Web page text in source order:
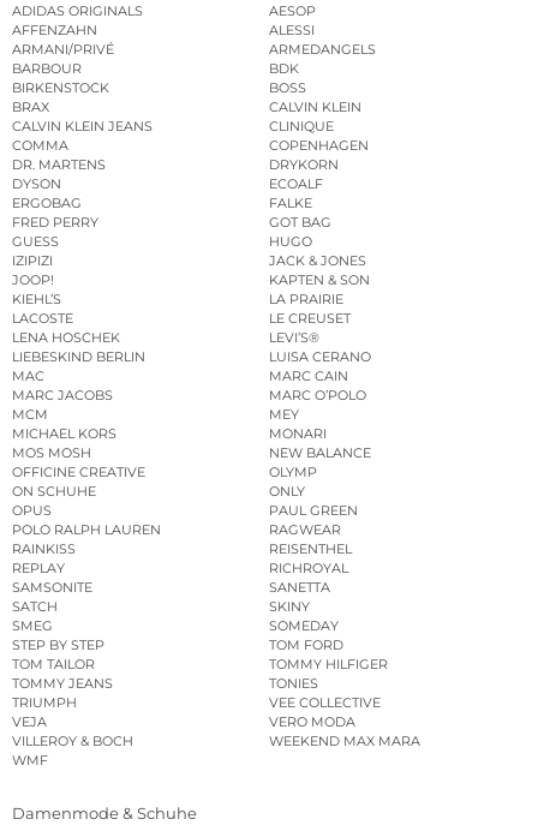
ADIDAS ORIGINALS
AESOP
AFFENZAHN
ALESSI
ARMANI/PRIVÉ
ARMEDANGELS
BARBOUR
BDK
BIRKENSTOCK
BOSS
BRAX
CALVIN KLEIN
CALVIN KLEIN JEANS
CLINIQUE
COMMA
COPENHAGEN
DR. MARTENS
DRYKORN
DYSON
ECOALF
ERGOBAG
FALKE
FRED PERRY
GOT BAG
GUESS
HUGO
IZIPIZI
JACK & JONES
JOOP!
KAPTEN & SON
KIEHL’S
LA PRAIRIE
LACOSTE
LE CREUSET
LENA HOSCHEK
LEVI’S®
LIEBESKIND BERLIN
LUISA CERANO
MAC
MARC CAIN
MARC JACOBS
MARC O’POLO
MCM
MEY
MICHAEL KORS
MONARI
MOS MOSH
NEW BALANCE
OFFICINE CREATIVE
OLYMP
ON SCHUHE
ONLY
OPUS
PAUL GREEN
POLO RALPH LAUREN
RAGWEAR
RAINKISS
REISENTHEL
REPLAY
RICHROYAL
SAMSONITE
SANETTA
SATCH
SKINY
SMEG
SOMEDAY
STEP BY STEP
TOM FORD
TOM TAILOR
TOMMY HILFIGER
TOMMY JEANS
TONIES
TRIUMPH
VEE COLLECTIVE
VEJA
VERO MODA
VILLEROY & BOCH
WEEKEND MAX MARA
WMF
Damenmode & Schuhe